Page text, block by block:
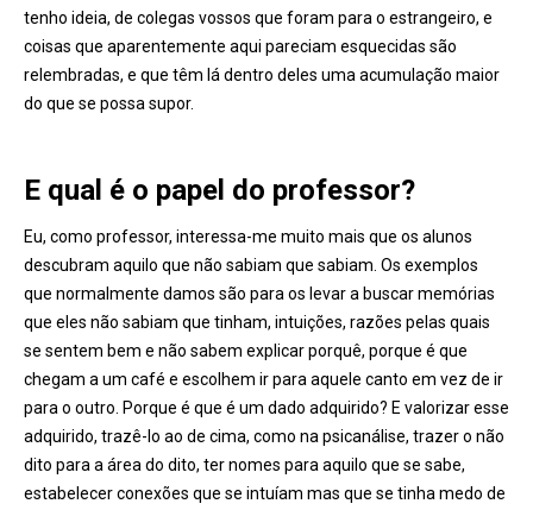
tenho ideia, de colegas vossos que foram para o estrangeiro, e
coisas que aparentemente aqui pareciam esquecidas são
relembradas, e que têm lá dentro deles uma acumulação maior
do que se possa supor.
E qual é o papel do professor?
Eu, como professor, interessa-me muito mais que os alunos
descubram aquilo que não sabiam que sabiam. Os exemplos
que normalmente damos são para os levar a buscar memórias
que eles não sabiam que tinham, intuições, razões pelas quais
se sentem bem e não sabem explicar porquê, porque é que
chegam a um café e escolhem ir para aquele canto em vez de ir
para o outro. Porque é que é um dado adquirido? E valorizar esse
adquirido, trazê-lo ao de cima, como na psicanálise, trazer o não
dito para a área do dito, ter nomes para aquilo que se sabe,
estabelecer conexões que se intuíam mas que se tinha medo de